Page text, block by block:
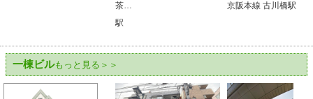
茶…
駅
京阪本線 古川橋駅
一棟ビルもっと見る＞＞